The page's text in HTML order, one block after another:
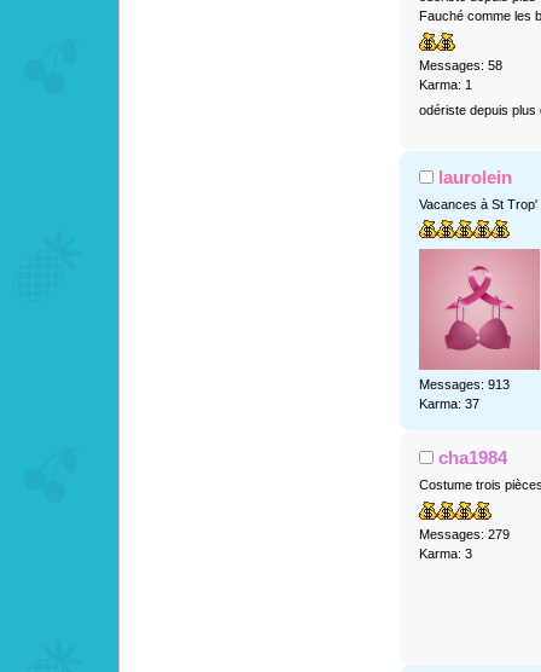
Fauché comme les
Messages: 58
Karma: 1
odériste depuis plus
laurolein
Vacances à St Trop'
Messages: 913
Karma: 37
cha1984
Costume trois
Messages: 279
Karma: 3